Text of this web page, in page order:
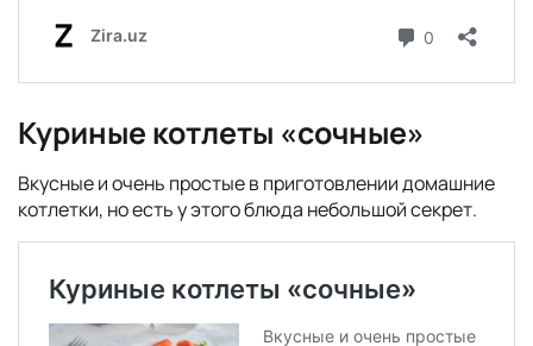
Куриные котлеты «сочные»
Вкусные и очень простые в приготовлении домашние
котлетки, но есть у этого блюда небольшой секрет.